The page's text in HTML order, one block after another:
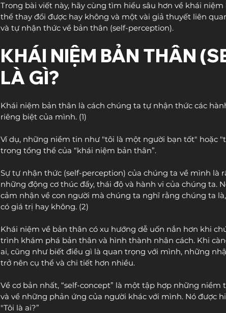
Trong bài viết này, hãy cùng tìm hiểu sâu hơn về khái
thể thay đổi được hay không và một vài giả thuyết liên
và tự nhận thức về bản thân (self-perception).
KHÁI NIỆM BẢN THÂN
LÀ GÌ?
Khái niệm bản thân là cách chúng ta tự nhận thức các
riêng biệt của mình. (1)
Ví dụ, những niềm tin như "tôi là một người bạn tốt" hoặc
trong tổng thể của “khái niệm bản thân”.
Sự tự nhận thức (self-perception) của chúng ta về mình là
những động cơ thúc đẩy, thái độ và hành vi của chúng ta.
cảm nhận về con người mà chúng ta nghĩ rằng chúng ta
có giá trị hay không. (2)
Khái niệm về bản thân có xu hướng dễ uốn nắn hơn khi
trình khám phá bản thân và hình thành nhân cách. Khi
ai, cũng như biết điều gì là quan trọng với mình, những
trở nên cụ thể và chi tiết hơn nhiều.
Về cơ bản nhất, “self-concept” là một tập hợp những
và về những phản ứng của người khác với mình. Nó được
"Tôi là ai?”